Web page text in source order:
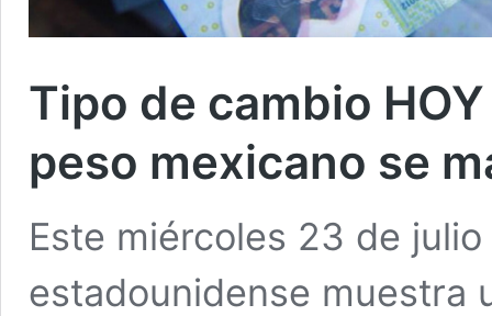
Tipo de cambio
peso mexicano se
Este miércoles 23 de
estadounidense muestra